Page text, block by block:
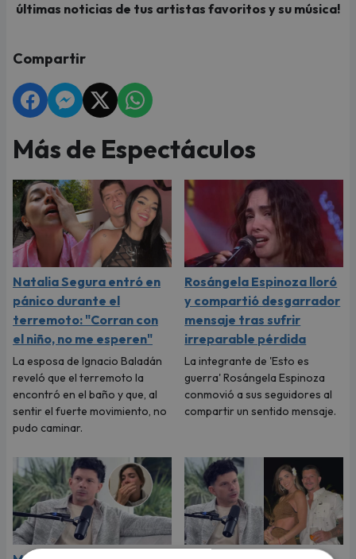
últimas noticias de tus artistas favoritos y su música!
Compartir
Más de Espectáculos
Natalia Segura entró en
pánico durante el
terremoto: "Corran con
el niño, no me esperen"
La esposa de Ignacio Baladán
reveló que el terremoto la
encontró en el baño y que, al
sentir el fuerte movimiento, no
pudo caminar.
Rosángela Espinoza lloró
y compartió desgarrador
mensaje tras sufrir
irreparable pérdida
La integrante de 'Esto es
guerra' Rosángela Espinoza
conmovió a sus seguidores al
compartir un sentido mensaje.